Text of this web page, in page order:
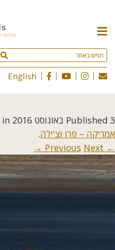
תפריט
האתר
English
Published 3 באוגוסט 2016 in
אמריקה – פרו וצ'ילה.
← Previous
Next →